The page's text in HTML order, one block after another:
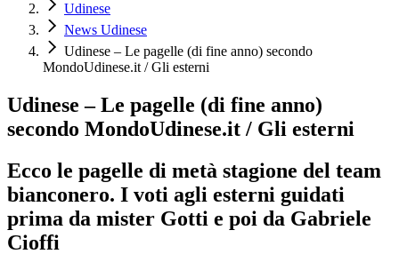
Udinese
News Udinese
Udinese – Le pagelle (di fine anno) secondo
MondoUdinese.it / Gli esterni
Udinese – Le pagelle (di fine anno)
secondo MondoUdinese.it / Gli esterni
Ecco le pagelle di metà stagione del team
bianconero. I voti agli esterni guidati
prima da mister Gotti e poi da Gabriele
Cioffi